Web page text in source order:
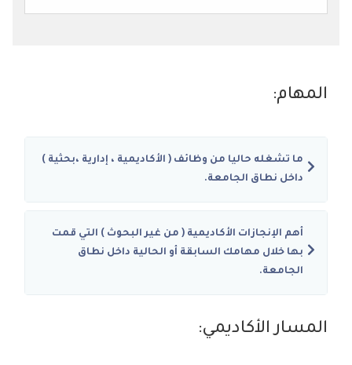
المهام:
ما تشغله حاليا من وظائف ( الأكاديمية ، إدارية ،بحثية )
داخل نطاق الجامعة.
أهم الإنجازات الأكاديمية ( من غير البحوث ) التي قمت
بها خلال مهامك السابقة أو الحالية داخل نطاق
الجامعة.
المسار الأكاديمي: